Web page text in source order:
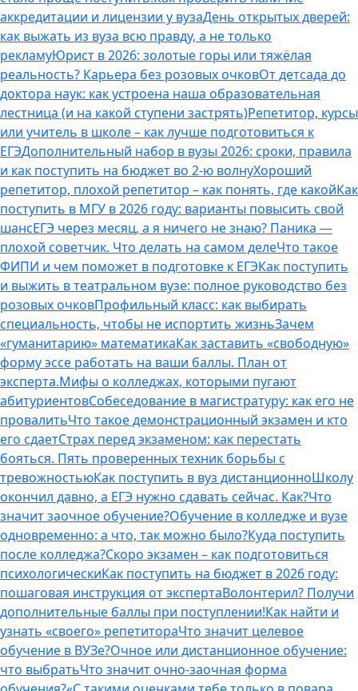
аккредитации и лицензии у вузаДень открытых дверей:
как выжать из вуза всю правду, а не только
рекламуЮрист в 2026: золотые горы или тяжёлая
реальность? Карьера без розовых очковОт детсада до
доктора наук: как устроена наша образовательная
лестница (и на какой ступени застрять)Репетитор, курсы
или учитель в школе – как лучше подготовиться к
ЕГЭДополнительный набор в вузы 2026: сроки, правила
и как поступить на бюджет во 2‑ю волнуХороший
репетитор, плохой репетитор – как понять, где какойКак
поступить в МГУ в 2026 году: варианты повысить свой
шансЕГЭ через месяц, а я ничего не знаю? Паника —
плохой советчик. Что делать на самом делеЧто такое
ФИПИ и чем поможет в подготовке к ЕГЭКак поступить
и выжить в театральном вузе: полное руководство без
розовых очковПрофильный класс: как выбирать
специальность, чтобы не испортить жизньЗачем
«гуманитарию» математикаКак заставить «свободную»
форму эссе работать на ваши баллы. План от
эксперта.Мифы о колледжах, которыми пугают
абитуриентовСобеседование в магистратуру: как его не
провалитьЧто такое демонстрационный экзамен и кто
его сдаетСтрах перед экзаменом: как перестать
бояться. Пять проверенных техник борьбы с
тревожностьюКак поступить в вуз дистанционноШколу
окончил давно, а ЕГЭ нужно сдавать сейчас. Как?Что
значит заочное обучение?Обучение в колледже и вузе
одновременно: а что, так можно было?Куда поступить
после колледжа?Скоро экзамен – как подготовиться
психологическиКак поступить на бюджет в 2026 году:
пошаговая инструкция от экспертаВолонтерил? Получи
дополнительные баллы при поступлении!Как найти и
узнать «своего» репетитораЧто значит целевое
обучение в ВУЗе?Очное или дистанционное обучение:
что выбратьЧто значит очно-заочная форма